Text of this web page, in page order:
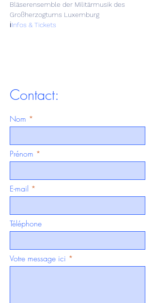
Bläserensemble der Militärmusik des
Großherzogtums Luxemburg
ℹ️Infos & Tickets
Contact:
Nom
Prénom
E-mail
Téléphone
Votre message ici